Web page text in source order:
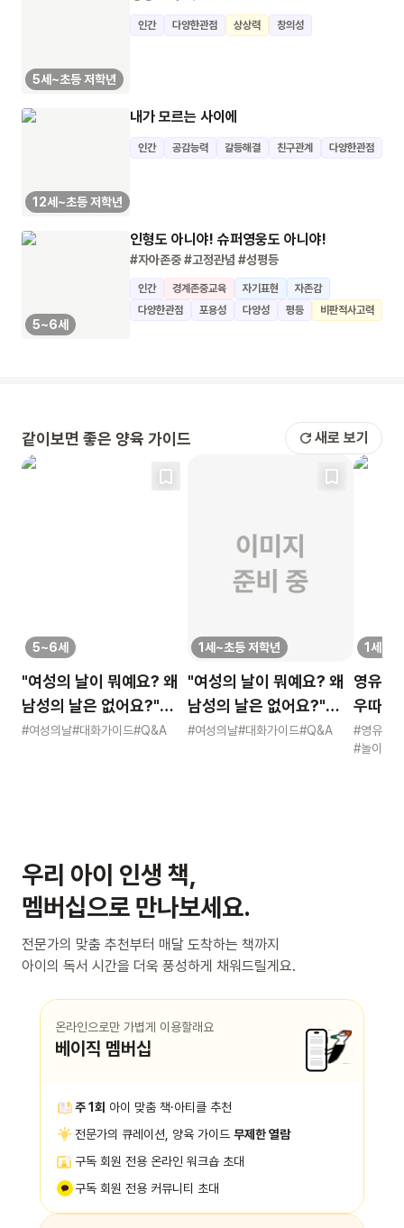
5세~초등 저학년
인간 다양한관점 상상력 창의성
12세~초등 저학년
내가 모르는 사이에
인간 공감능력 갈등해결 친구관계 다양한관점
5~6세
인형도 아니야! 슈퍼영웅도 아니야!
#자아존중#고정관념 #성평등
인간 경계존중교육 자기표현
자존감
다양한관점
포용성 다양성 평등 비판적사고력
같이보면 좋은 양육 가이드 새로 보기
5~6세
"여성의 날이 뭐예요? 왜
남성의 날은 없어요?"
묻는 어린이에게 이렇게
#여성의날#대화가이드#Q&A
1세~초등 저학년
"여성의 날이 뭐예요? 왜
남성의 날은 없어요?"
묻는 어린이에게 이렇게
#여성의날#대화가이드#Q&A
1세~초
영유
우따따
영유아
#영유아
#놀이
우리 아이 인생 책,
멤버십으로 만나보세요.
전문가의 맞춤 추천부터 매달 도착하는 책까지
아이의 독서 시간을 더욱 풍성하게 채워드릴게요.
온라인으로만 가볍게 이용할래요
베이직 멤버십
주 1회 아이 맞춤 책·아티클 추천
전문가의 큐레이션, 양육 가이드 무제한 열람
구독 회원 전용 온라인 워크숍 초대
구독 회원 전용 커뮤니티 초대